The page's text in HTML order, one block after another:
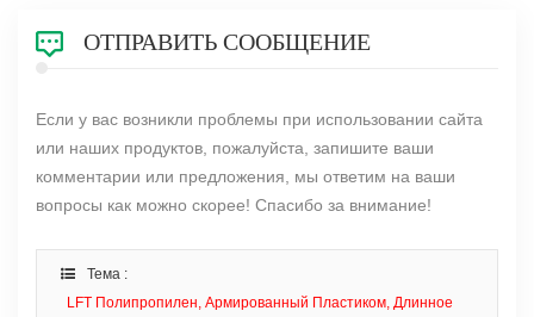
ОТПРАВИТЬ СООБЩЕНИЕ
Если у вас возникли проблемы при использовании сайта
или наших продуктов, пожалуйста, запишите ваши
комментарии или предложения, мы ответим на ваши
вопросы как можно скорее! Спасибо за внимание!
Тема :
LFT Полипропилен, Армированный Пластиком, Длинное